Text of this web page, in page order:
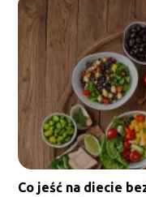
Co jeść na diecie